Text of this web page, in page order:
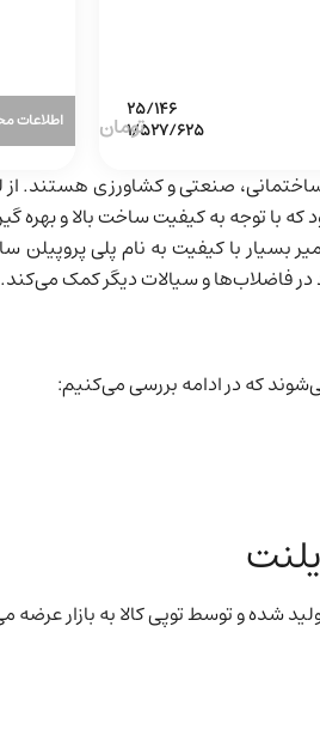
اطلاعات
صنعتی و کشاورزی هستند.
که با توجه به کیفیت ساخت بالا و
بسیار با کیفیت به نام پلی
در فاضلاب‌ها و سیالات دیگر کمک
که در ادامه بررسی می‌کنیم:
شده و توسط توپی کالا به بازار عرضه